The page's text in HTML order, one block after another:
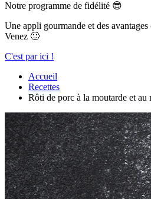
Notre programme de fidélité 😎
Une appli gourmande et des
Venez 🙂
C'est par ici !
Accueil
Recettes
Rôti de porc à la moutarde et au